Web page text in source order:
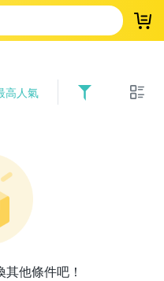
登
高人氣
他條件吧！